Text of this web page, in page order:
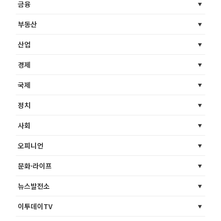
금융
부동산
산업
경제
국제
정치
사회
오피니언
문화·라이프
뉴스발전소
이투데이TV